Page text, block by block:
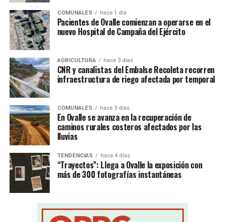
COMUNALES hace 1 día
Pacientes de Ovalle comienzan a operarse en el
nuevo Hospital de Campaña del Ejército
AGRICULTURA hace 3 días
CNR y canalistas del Embalse Recoleta recorren
infraestructura de riego afectada por temporal
COMUNALES hace 3 días
En Ovalle se avanza en la recuperación de
caminos rurales costeros afectados por las
lluvias
TENDENCIAS hace 4 días
“Trayectos”: Llega a Ovalle la exposición con
más de 300 fotografías instantáneas